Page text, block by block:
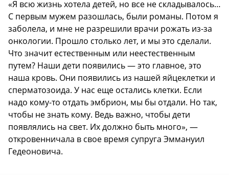
«Я всю жизнь хотела детей, но все не складывалось…
С первым мужем разошлась, были романы. Потом я
заболела, и мне не разрешили врачи рожать из-за
онкологии. Прошло столько лет, и мы это сделали.
Что значит естественным или неестественным
путем? Наши дети появились — это главное, это
наша кровь. Они появились из нашей яйцеклетки и
сперматозоида. У нас еще остались клетки. Если
надо кому-то отдать эмбрион, мы бы отдали. Но так,
чтобы не знать кому. Ведь важно, чтобы дети
появлялись на свет. Их должно быть много», —
откровенничала в свое время супруга Эммануил
Гедеоновича.